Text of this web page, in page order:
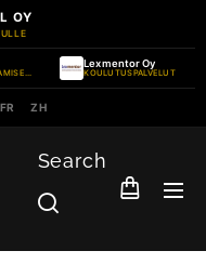
OY
INFRAN JA RAKENTAMISEN PRAKTIIKKA
Lexmentor Oy
KOULUTUSPALVELUT
FR ZH
Search